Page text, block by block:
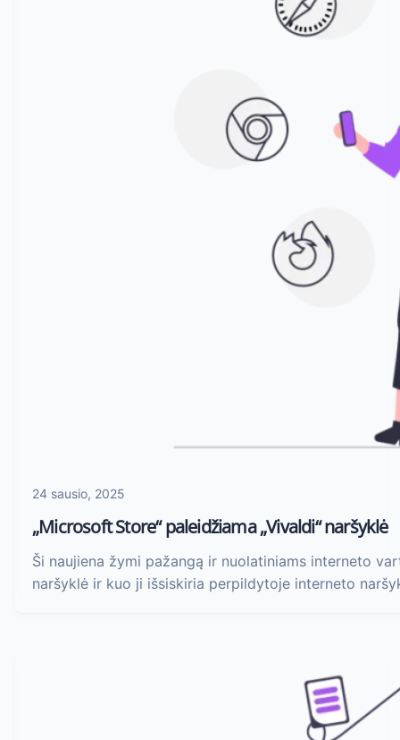
24 sausio, 2025
„Microsoft Store“ paleidžiama „Vivaldi“ naršyklė
Ši naujiena žymi pažangą ir nuolatiniams interneto
naršyklė ir kuo ji išsiskiria perpildytoje interneto